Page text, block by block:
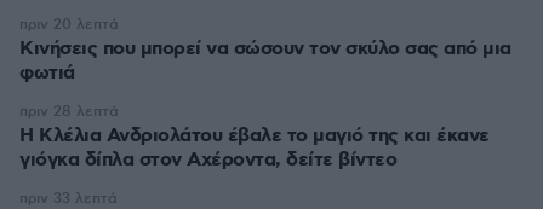
Κινήσεις που μπορεί να σώσουν τον σκύλο σας από μια
φωτιά
πριν 20 λεπτά
Η Κλέλια Ανδριολάτου έβαλε το μαγιό της και έκανε
γιόγκα δίπλα στον Αχέροντα, δείτε βίντεο
πριν 28 λεπτά
πριν 33 λεπτά